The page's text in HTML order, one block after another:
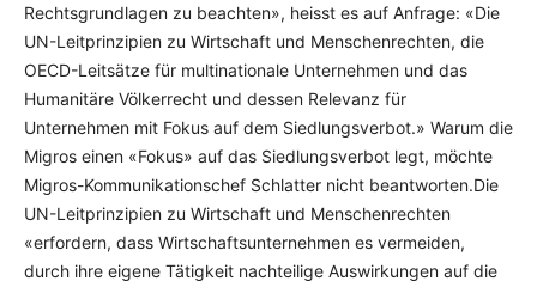
Rechtsgrundlagen zu beachten», heisst es auf Anfrage: «Die
UN-Leitprinzipien zu Wirtschaft und Menschenrechten, die
OECD-Leitsätze für multinationale Unternehmen und das
Humanitäre Völkerrecht und dessen Relevanz für
Unternehmen mit Fokus auf dem Siedlungsverbot.» Warum die
Migros einen «Fokus» auf das Siedlungsverbot legt, möchte
Migros-Kommunikationschef Schlatter nicht beantworten.Die
UN-Leitprinzipien zu Wirtschaft und Menschenrechten
«erfordern, dass Wirt­schaftsunternehmen es vermeiden,
durch ihre eigene Tätigkeit nachteilige Auswirkungen auf die